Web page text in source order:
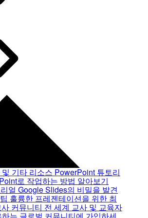
기타 리소스 PowerPoint 튜토리
로 작업하는 방법 알아보기
얼 Google Slides의 비밀을 발견
훌륭한 프레젠테이션을 위한 최
커뮤니티 전 세계 교사 및 교육자